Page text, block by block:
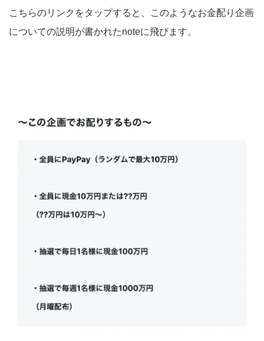
こちらのリンクをタップすると、このようなお金配り企画
についての説明が書かれたnoteに飛びます。